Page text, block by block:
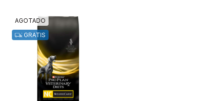
AGOTADO
GRATIS